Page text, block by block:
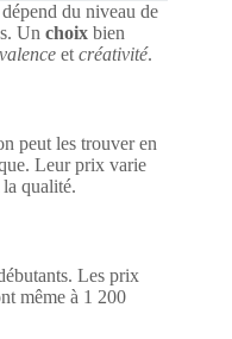
du niveau de
Un choix bien
et créativité.
peut les trouver en
Leur prix varie
qualité.
Les prix
même à 1 200